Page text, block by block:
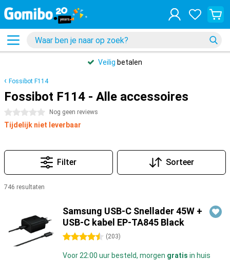
Veilig betalen
Fossibot F114
Fossibot F114 - Alle accessoires
0 sterren Nog geen reviews
Tijdelijk niet leverbaar
Filter Sorteer
746 resultaten
Samsung USB-C Snellader 45W +
USB-C kabel EP-TA845 Black
4.5 sterren (203)
Voor 22:00 uur besteld, morgen gratis in huis